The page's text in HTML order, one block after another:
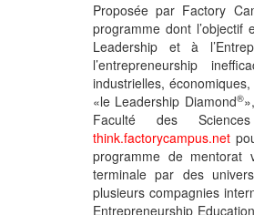
Proposée par Factory
programme dont
Leadership et à
l’entrepreneurship
industrielles,
«le Leadership Diamond®
Faculté des
think.factorycampus.net
programme de mentorat
terminale par des
plusieurs compagnies
Entrepreneurship